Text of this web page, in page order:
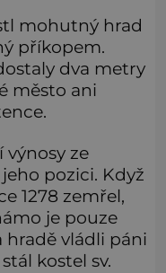
mohutný hrad
příkopem.
dva metry
město ani
výnosy ze
pozici. Když
1278 zemřel,
je pouze
hradě vládli páni
kostel sv.